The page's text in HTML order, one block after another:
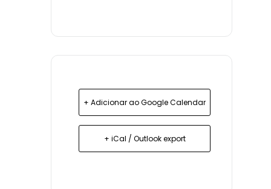
+ Adicionar ao Google Calendar
+ iCal / Outlook export